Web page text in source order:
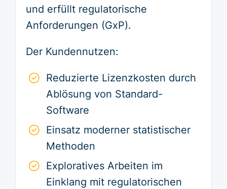
und erfüllt regulatorische
Anforderungen (GxP).
Der Kundennutzen:
Reduzierte Lizenzkosten durch
Ablösung von Standard-
Software
Einsatz moderner statistischer
Methoden
Exploratives Arbeiten im
Einklang mit regulatorischen